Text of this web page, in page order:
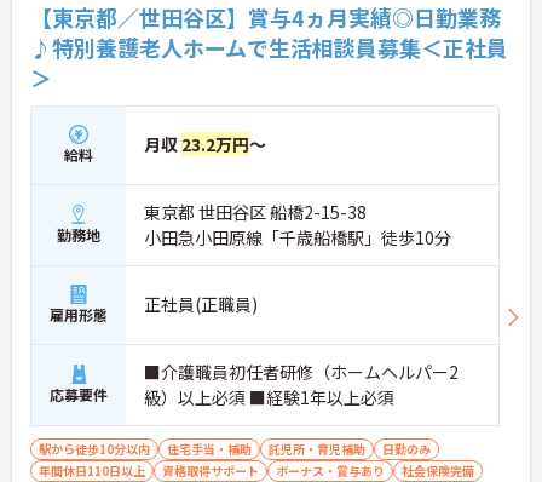
【東京都／世田谷区】賞与4ヵ月実績◎日勤業務
♪特別養護老人ホームで生活相談員募集＜正社員
＞
給料 月収 23.2万円～
勤務地
東京都 世田谷区 船橋2-15-38
小田急小田原線「千歳船橋駅」徒歩10分
雇用形態 正社員(正職員)
応募要件
■介護職員初任者研修（ホームヘルパー2
級）以上必須 ■経験1年以上必須
駅から徒歩10分以内 住宅手当・補助 託児所・育児補助
日勤のみ
年間休日110日以上
資格取得サポート ボーナス・賞与あり
社会保険完備